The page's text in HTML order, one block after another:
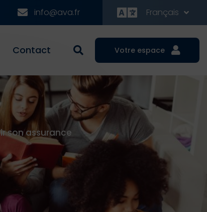
info@ava.fr Français
Contact Votre espace
son assurance